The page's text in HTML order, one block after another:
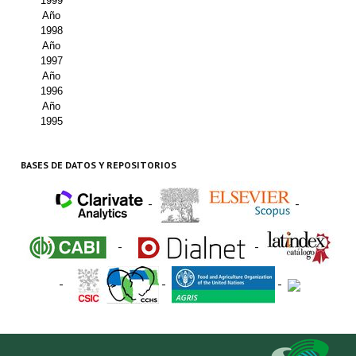
Año
1998
Año
1997
Año
1996
Año
1995
BASES DE DATOS Y REPOSITORIOS
- -
- -
- - -